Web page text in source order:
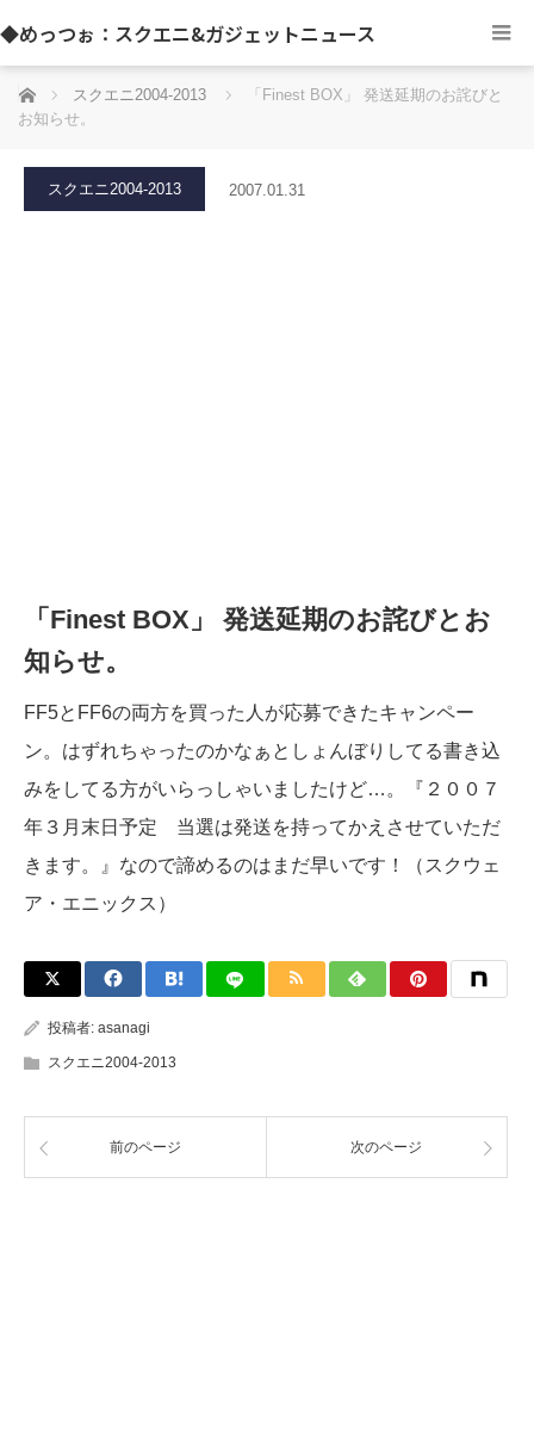
◆めっつぉ：スクエニ&ガジェットニュース
ホーム スクエニ2004-2013
「Finest BOX」 発送延期のお詫びと
お知らせ。
スクエニ2004-2013 2007.01.31
「Finest BOX」 発送延期のお詫びとお
知らせ。
FF5とFF6の両方を買った人が応募できたキャンペー
ン。はずれちゃったのかなぁとしょんぼりしてる書き込
みをしてる方がいらっしゃいましたけど…。『２００７
年３月末日予定 当選は発送を持ってかえさせていただ
きます。』なので諦めるのはまだ早いです！（スクウェ
ア・エニックス）
投稿者: asanagi
スクエニ2004-2013
前のページ 次のページ